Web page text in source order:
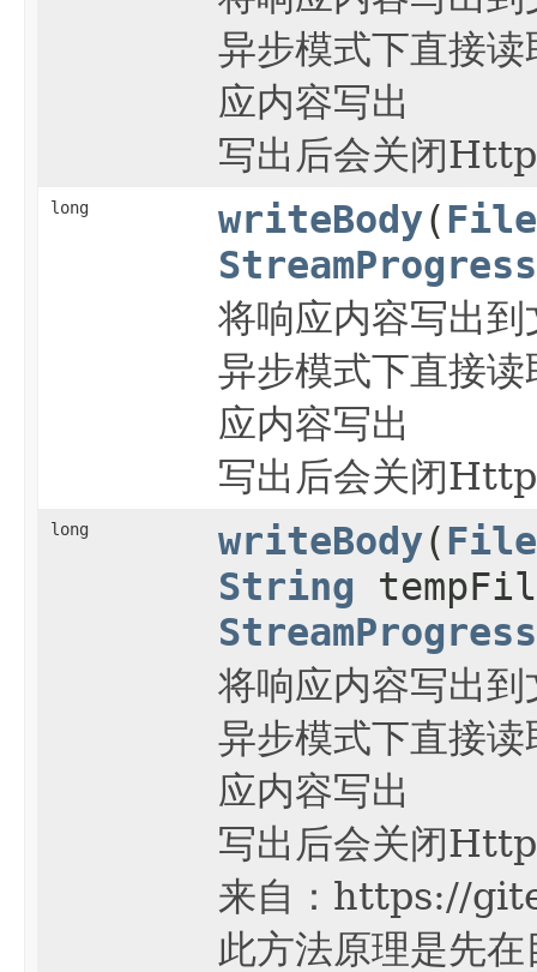
异步模式下直接
应内容写出
写出后会关闭
long writeBody(File
StreamProgress
将响应内容写出到
异步模式下直接
应内容写出
写出后会关闭
long writeBody(File
String
StreamProgress
将响应内容写出
异步模式下直接
应内容写出
写出后会关闭
来自：https://
此方法原理是先